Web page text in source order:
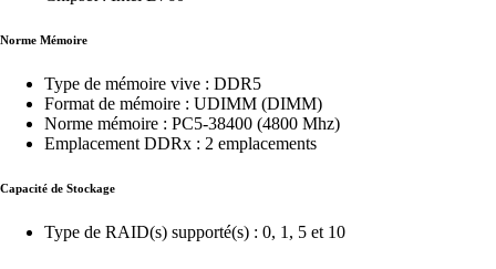
Norme Mémoire
Type de mémoire vive : DDR5
Format de mémoire : UDIMM (DIMM)
Norme mémoire : PC5-38400 (4800 Mhz)
Emplacement DDRx : 2 emplacements
Capacité de Stockage
Type de RAID(s) supporté(s) : 0, 1, 5 et 10